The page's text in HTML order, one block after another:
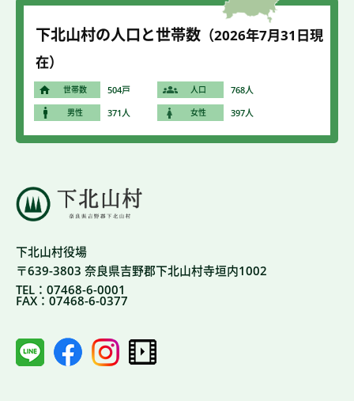
下北山村役場
〒639-3803 奈良県吉野郡下北山村寺垣内1002
TEL：07468-6-0001
FAX：07468-6-0377
下北山村の人口と世帯数 （2026年7月31 日現
在）
世帯数 504戸 人口 768人
男性 371人 女性 397人